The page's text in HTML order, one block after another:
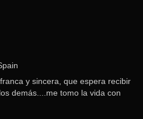
y sincera, que espera recibir
demás....me tomo la vida con